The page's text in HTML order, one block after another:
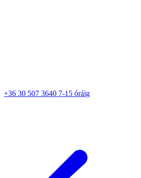
+36 30 507 3640 7-15 óráig